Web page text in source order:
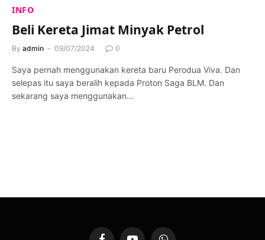
INFO
Beli Kereta Jimat Minyak Petrol
By admin 09/07/2024 0
Saya pernah menggunakan kereta baru Perodua Viva. Dan
selepas itu saya beralih kepada Proton Saga BLM. Dan
sekarang saya menggunakan…